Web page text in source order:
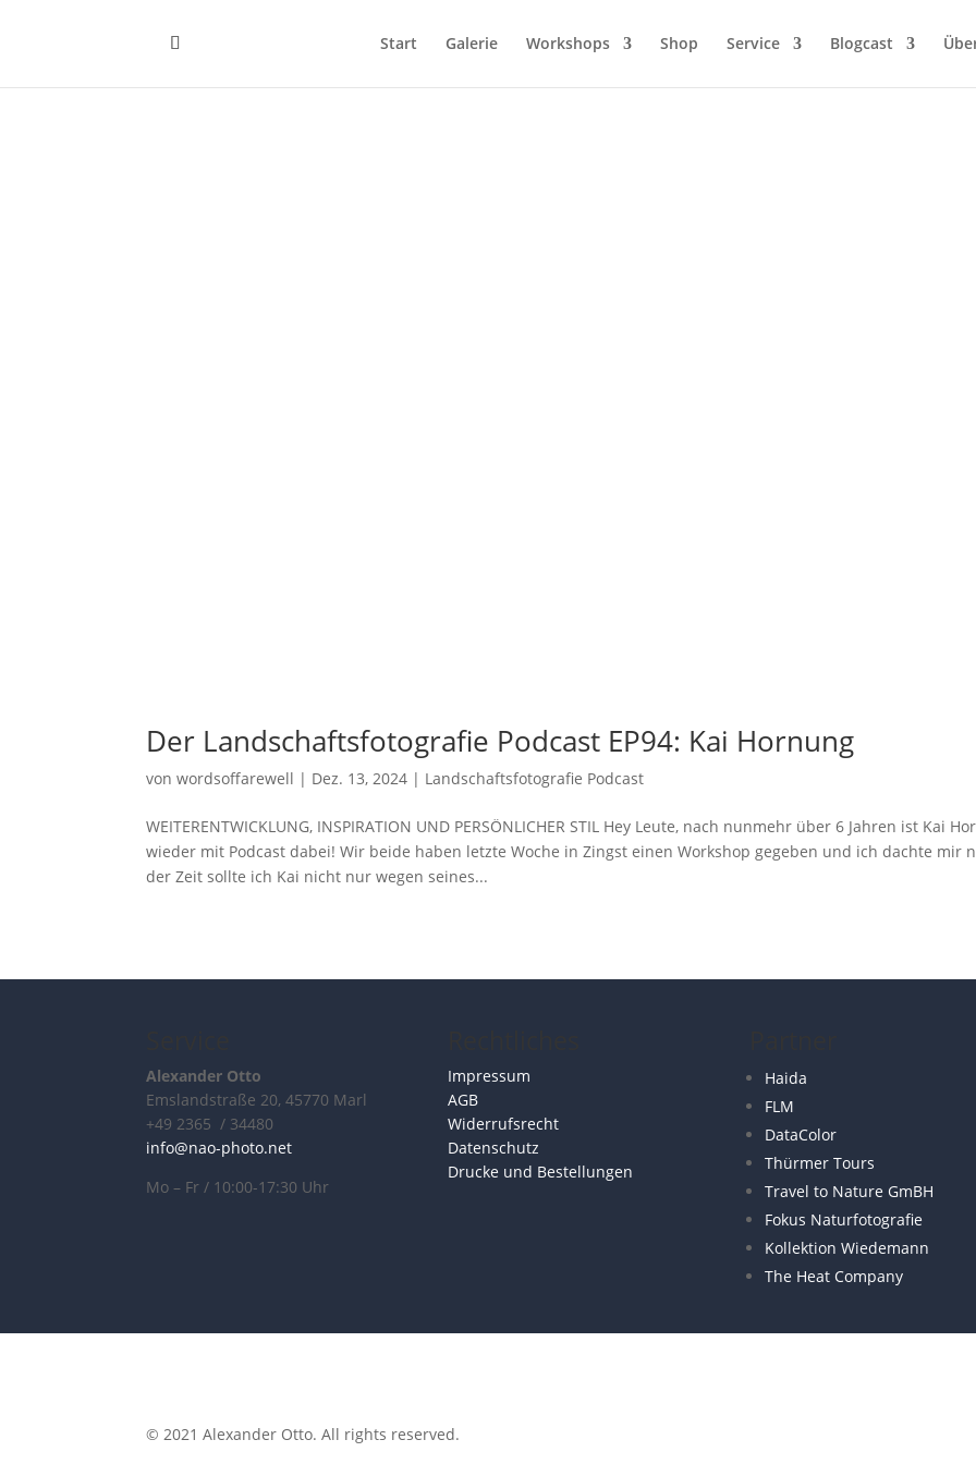
Start Galerie Workshops Shop Service Blogcast
Der Landschaftsfotografie Podcast EP94: Kai Hornung
vonwordsoffarewell | Dez. 13, 2024 | Landschafts­fotografie Podcast
WEITERENTWICKLUNG, INSPIRATION UND PERSÖNLICHER STIL Hey Leute, nach nunmehr über 6 Jahren ist Kai
wieder mit Podcast dabei! Wir beide haben letzte Woche in Zingst einen Workshop gegeben und ich dachte mir
der Zeit sollte ich Kai nicht nur wegen seines...
Alexander Otto
Emslandstraße 20, 45770 Marl
+49 2365 / 34480
info@nao-photo.net
Mo – Fr / 10:00-17:30 Uhr
Impressum
AGB
Widerrufsrecht
Datenschutz
Drucke und Bestellungen
Haida
FLM
DataColor
Thürmer Tours
Travel to Nature GmBH
Fokus Naturfotografie
Kollektion Wiedemann
The Heat Company
© 2021 Alexander Otto. All rights reserved.